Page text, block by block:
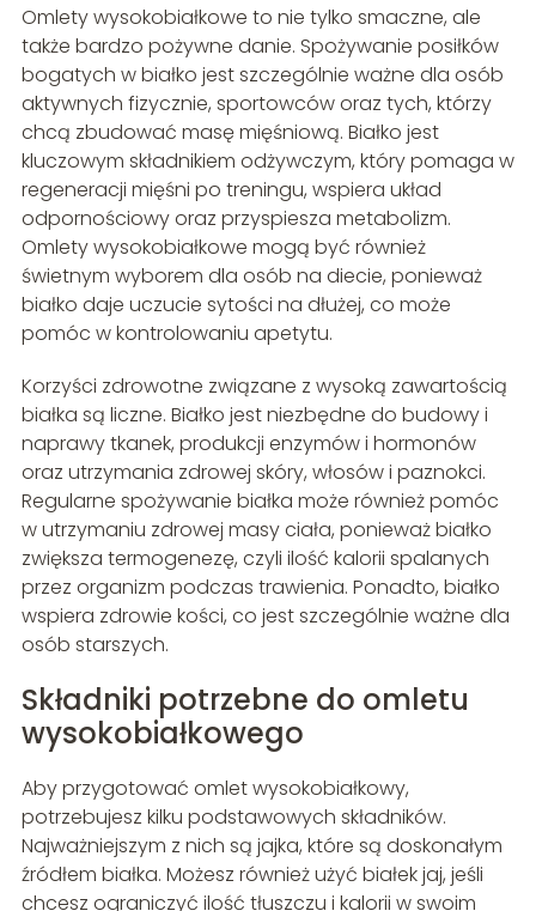
Omlety wysokobiałkowe to nie tylko smaczne, ale
także bardzo pożywne danie. Spożywanie posiłków
bogatych w białko jest szczególnie ważne dla osób
aktywnych fizycznie, sportowców oraz tych, którzy
chcą zbudować masę mięśniową. Białko jest
kluczowym składnikiem odżywczym, który pomaga w
regeneracji mięśni po treningu, wspiera układ
odpornościowy oraz przyspiesza metabolizm.
Omlety wysokobiałkowe mogą być również
świetnym wyborem dla osób na diecie, ponieważ
białko daje uczucie sytości na dłużej, co może
pomóc w kontrolowaniu apetytu.
Korzyści zdrowotne związane z wysoką zawartością
białka są liczne. Białko jest niezbędne do budowy i
naprawy tkanek, produkcji enzymów i hormonów
oraz utrzymania zdrowej skóry, włosów i paznokci.
Regularne spożywanie białka może również pomóc
w utrzymaniu zdrowej masy ciała, ponieważ białko
zwiększa termogenezę, czyli ilość kalorii spalanych
przez organizm podczas trawienia. Ponadto, białko
wspiera zdrowie kości, co jest szczególnie ważne dla
osób starszych.
Składniki potrzebne do omletu
wysokobiałkowego
Aby przygotować omlet wysokobiałkowy,
potrzebujesz kilku podstawowych składników.
Najważniejszym z nich są jajka, które są doskonałym
źródłem białka. Możesz również użyć białek jaj, jeśli
chcesz ograniczyć ilość tłuszczu i kalorii w swoim